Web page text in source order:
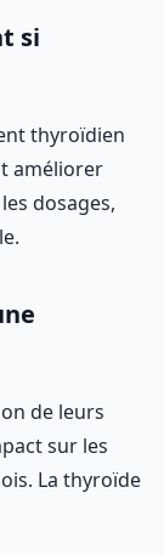
si
thyroïdien
améliorer
dosages,
de leurs
sur les
La thyroïde